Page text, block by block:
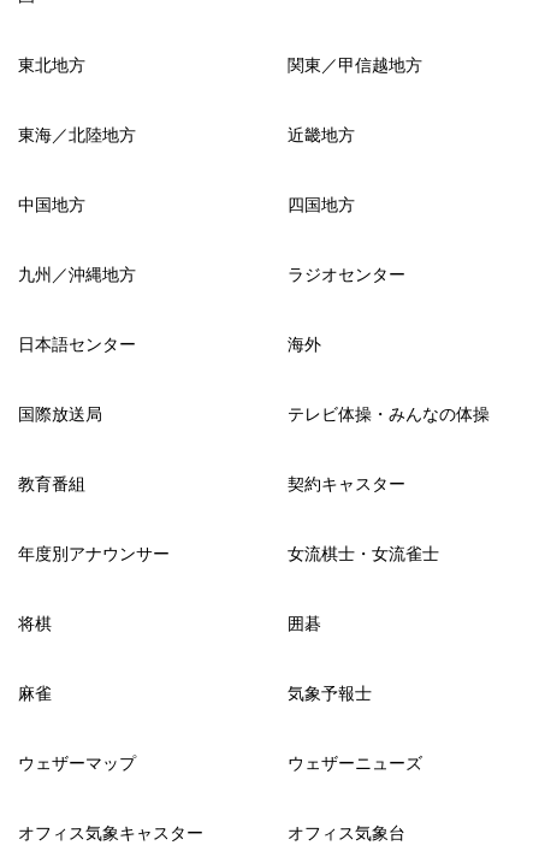
東北地方 関東／甲信越地方
東海／北陸地方 近畿地方
中国地方 四国地方
九州／沖縄地方 ラジオセンター
日本語センター 海外
国際放送局 テレビ体操・みんなの体操
教育番組 契約キャスター
年度別アナウンサー 女流棋士・女流雀士
将棋 囲碁
麻雀 気象予報士
ウェザーマップ ウェザーニューズ
オフィス気象キャスター オフィス気象台